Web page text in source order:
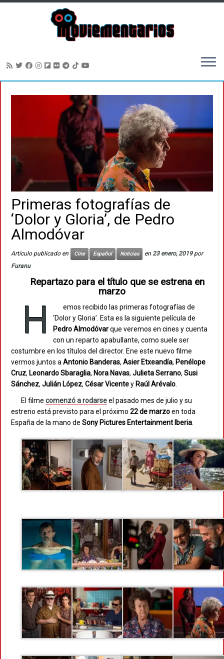
Primeras fotografías de
‘Dolor y Gloria’, de Pedro
Almodóvar
Artículo publicado en Cine Español Noticias en 23 enero, 2019 por
Furanu
Repartazo para el título que se estrena en
marzo
H
emos recibido las primeras fotografías de
‘Dolor y Gloria’. Esta es la siguiente película de
Pedro Almodóvarque veremos en cines y cuenta
con un reparto apabullante, como suele ser
costumbre en los títulos del director. Ene este nuevo filme
vermos juntos aAntonio Banderas, Asier Etxeandía, Penélope
Cruz, Leonardo Sbaraglia, Nora Navas, Julieta Serrano, Susi
Sánchez, Julián López, César Vicentey Raúl Arévalo.
El filme comenzó a rodarseel pasado mes de julio y su
estreno está previsto para el próximo 22 de marzoen toda
España de la mano de Sony Pictures Entertainment Iberia.